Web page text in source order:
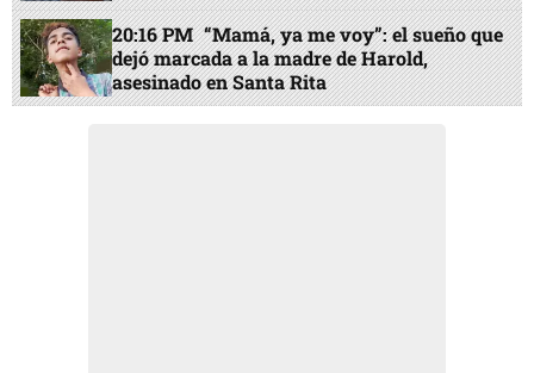
20:16 PM “Mamá, ya me voy”: el sueño que
dejó marcada a la madre de Harold,
asesinado en Santa Rita